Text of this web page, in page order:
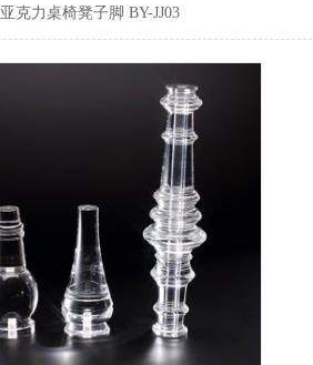
亚克力桌椅凳子脚 BY-JJ03